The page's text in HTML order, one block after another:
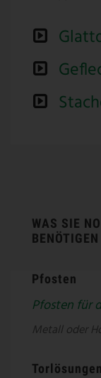
WAS SIE
BENÖTIGEN
Pfosten
Pfosten für
Metall oder
Torlösungen